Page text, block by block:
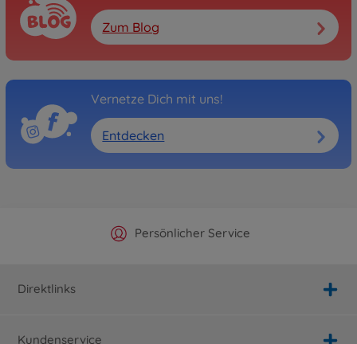
Zum Blog
Vernetze Dich mit uns!
Entdecken
Offizieller Hersteller Shop
Persönlicher Service
Versandkostenfrei ab 25€
Schnelle Lieferung
Direktlinks
Kundenservice